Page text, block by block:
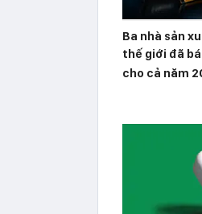
Ba nhà sản
thế giới đã
cho cả năm